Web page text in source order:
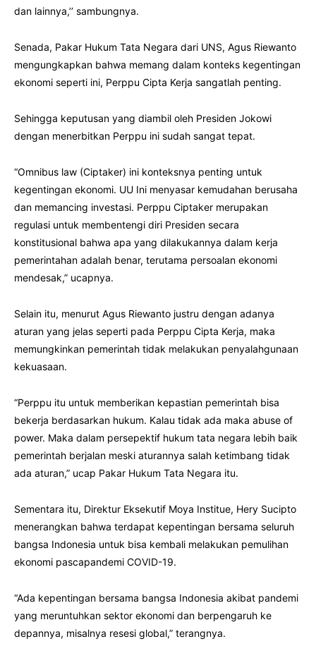
dan lainnya,’’ sambungnya.
Senada, Pakar Hukum Tata Negara dari UNS, Agus Riewanto
mengungkapkan bahwa memang dalam konteks kegentingan
ekonomi seperti ini, Perppu Cipta Kerja sangatlah penting.
Sehingga keputusan yang diambil oleh Presiden Jokowi
dengan menerbitkan Perppu ini sudah sangat tepat.
“Omnibus law (Ciptaker) ini konteksnya penting untuk
kegentingan ekonomi. UU Ini menyasar kemudahan berusaha
dan memancing investasi. Perppu Ciptaker merupakan
regulasi untuk membentengi diri Presiden secara
konstitusional bahwa apa yang dilakukannya dalam kerja
pemerintahan adalah benar, terutama persoalan ekonomi
mendesak,” ucapnya.
Selain itu, menurut Agus Riewanto justru dengan adanya
aturan yang jelas seperti pada Perppu Cipta Kerja, maka
memungkinkan pemerintah tidak melakukan penyalahgunaan
kekuasaan.
“Perppu itu untuk memberikan kepastian pemerintah bisa
bekerja berdasarkan hukum. Kalau tidak ada maka abuse of
power. Maka dalam persepektif hukum tata negara lebih baik
pemerintah berjalan meski aturannya salah ketimbang tidak
ada aturan,” ucap Pakar Hukum Tata Negara itu.
Sementara itu, Direktur Eksekutif Moya Institue, Hery Sucipto
menerangkan bahwa terdapat kepentingan bersama seluruh
bangsa Indonesia untuk bisa kembali melakukan pemulihan
ekonomi pascapandemi COVID-19.
“Ada kepentingan bersama bangsa Indonesia akibat pandemi
yang meruntuhkan sektor ekonomi dan berpengaruh ke
depannya, misalnya resesi global,” terangnya.